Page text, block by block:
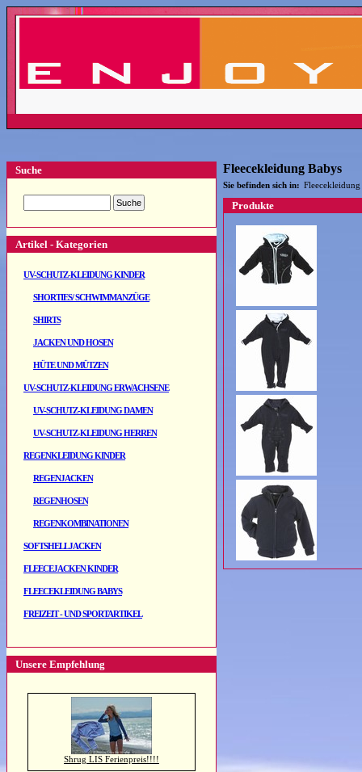
Suche
Artikel - Kategorien
UV-SCHUTZ-KLEIDUNG KINDER
SHORTIES/ SCHWIMMANZÜGE
SHIRTS
JACKEN UND HOSEN
HÜTE UND MÜTZEN
UV-SCHUTZ-KLEIDUNG ERWACHSENE
UV-SCHUTZ-KLEIDUNG DAMEN
UV-SCHUTZ-KLEIDUNG HERREN
REGENKLEIDUNG KINDER
REGENJACKEN
REGENHOSEN
REGENKOMBINATIONEN
SOFTSHELLJACKEN
FLEECEJACKEN KINDER
FLEECEKLEIDUNG BABYS
FREIZEIT - UND SPORTARTIKEL
Unsere Empfehlung
Shrug LIS Ferienpreis!!!!
Fleecekleidung Babys
Sie befinden sich in: Fleecekleidung
Produkte